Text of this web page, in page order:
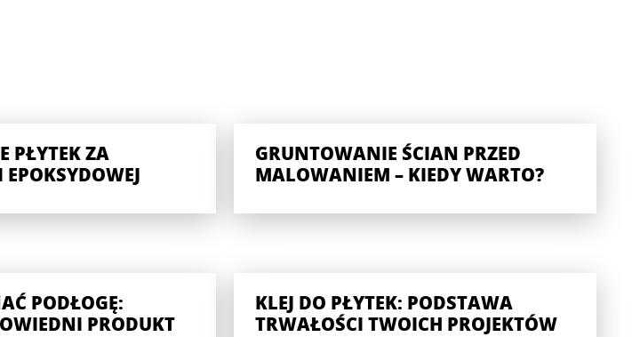
PŁYTEK ZA
GRUNTOWANIE ŚCIAN PRZED
MALOWANIEM – KIEDY WARTO?
PODŁOGĘ:
PRODUKT
KLEJ DO PŁYTEK: PODSTAWA
TRWAŁOŚCI TWOICH PROJEKTÓW